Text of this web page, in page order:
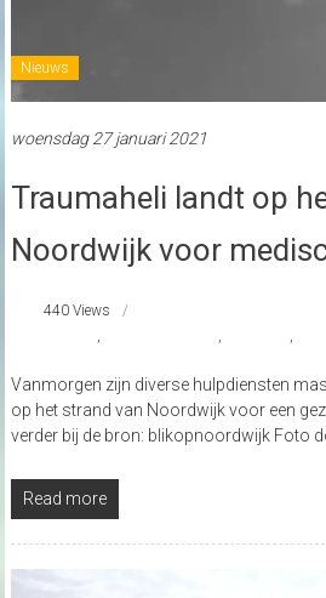
Nieuws
woensdag 27 januari 2021
Traumaheli landt op
Noordwijk voor
440 Views
, , ,
Vanmorgen zijn diverse hulpdiensten
op het strand van Noordwijk voor een
verder bij de bron: blikopnoordwijk Foto
Read more